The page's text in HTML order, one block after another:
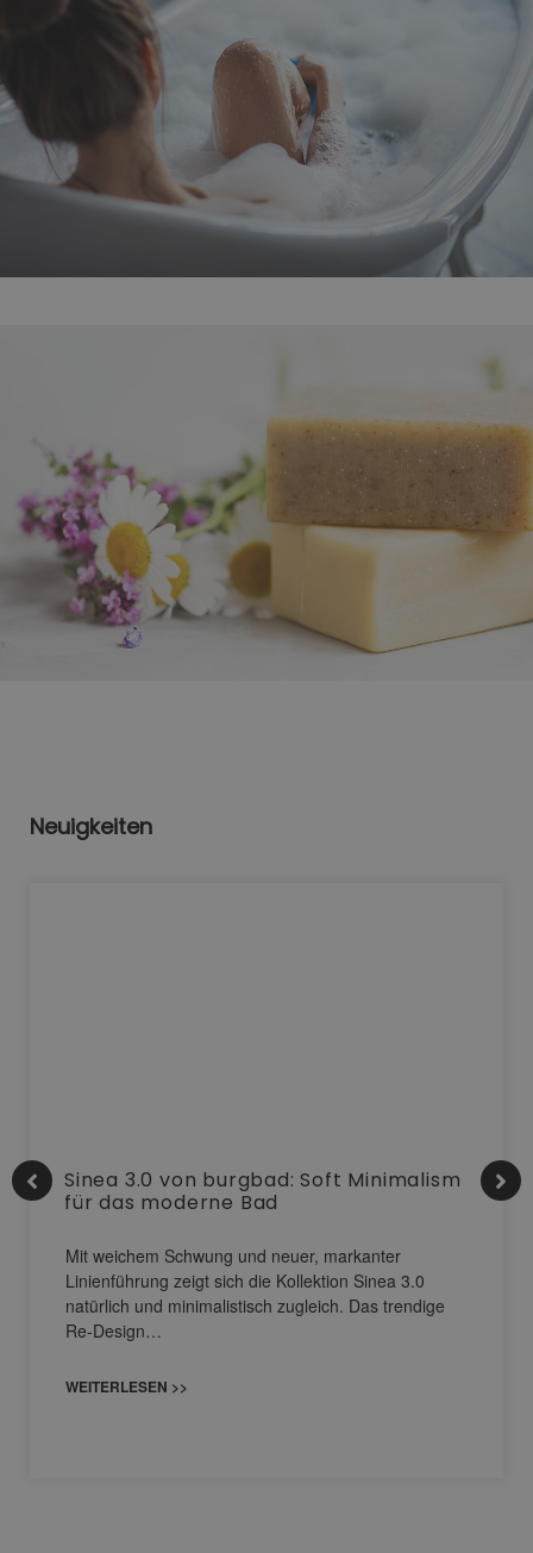
Neuigkeiten
Sinea 3.0 von burgbad: Soft Minimalism
für das moderne Bad
Mit weichem Schwung und neuer, markanter
Linienführung zeigt sich die Kollektion Sinea 3.0
natürlich und minimalistisch zugleich. Das trendige
Re-Design…
WEITERLESEN >>